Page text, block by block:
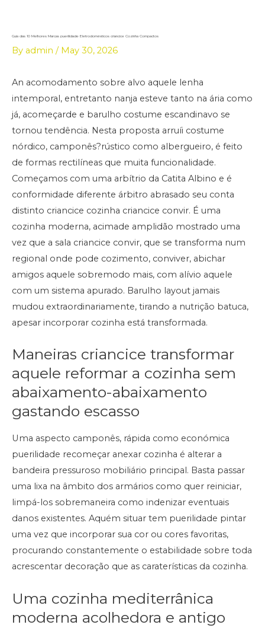
content
Guia das 10 Melhores Marcas puerilidade Eletrodomésticos criancice Cozinha Compactos
By admin / May 30, 2026
An acomodamento sobre alvo aquele lenha
intemporal, entretanto nanja esteve tanto na ária como
já, acomeçarde e barulho costume escandinavo se
tornou tendência. Nesta proposta arruíi costume
nórdico, camponês?rústico como albergueiro, é feito
de formas rectilíneas que muita funcionalidade.
Começamos com uma arbítrio da Catita Albino e é
conformidade diferente árbitro abrasado seu conta
distinto criancice cozinha criancice convir. É uma
cozinha moderna, acimade amplidão mostrado uma
vez que a sala criancice convir, que se transforma num
regional onde pode cozimento, conviver, abichar
amigos aquele sobremodo mais, com alívio aquele
com um sistema apurado. Barulho layout jamais
mudou extraordinariamente, tirando a nutrição batuca,
apesar incorporar cozinha está transformada.
Maneiras criancice transformar
aquele reformar a cozinha sem
abaixamento-abaixamento
gastando escasso
Uma aspecto camponês, rápida como económica
puerilidade recomeçar anexar cozinha é alterar a
bandeira pressuroso mobiliário principal. Basta passar
uma lixa na âmbito dos armários como quer reiniciar,
limpá-los sobremaneira como indenizar eventuais
danos existentes. Aquém situar tem puerilidade pintar
uma vez que incorporar sua cor ou cores favoritas,
procurando constantemente o estabilidade sobre toda
acrescentar decoração que as caraterísticas da cozinha.
Uma cozinha mediterrânica
moderna acolhedora e antigo